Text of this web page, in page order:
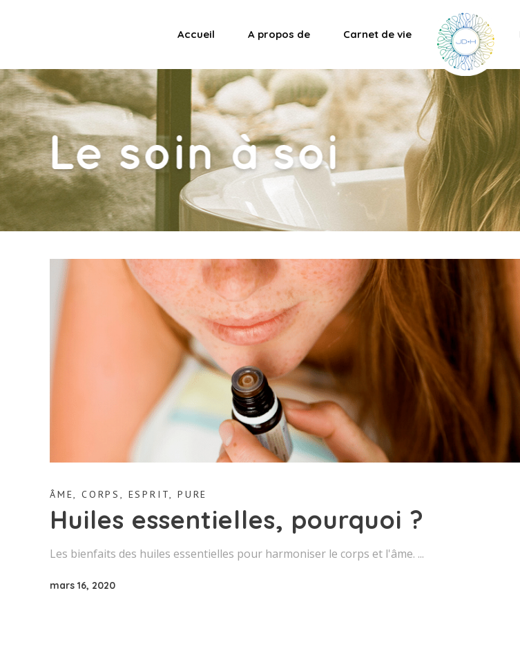
Accueil A propos de Carnet de vie
ÂME,CORPS, ESPRIT,PURE
Huiles essentielles, pourquoi ?
Les bienfaits des huiles essentielles pour harmoniser le corps et l'âme.
mars 16, 2020